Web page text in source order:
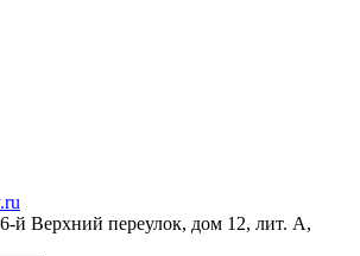
й Верхний переулок, дом 12, лит. А,